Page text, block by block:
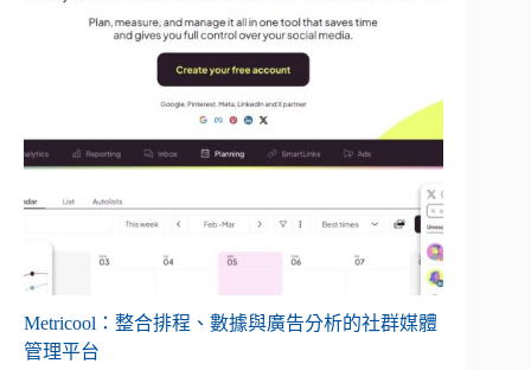
Metricool：整合排程、數據與廣告分析的社群媒體
管理平台